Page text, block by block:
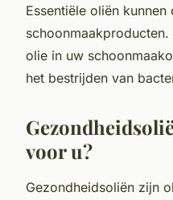
Essentiële oliën
olie in uw
het bestrijden van
voor u?
Gezondheidsoliën zijn